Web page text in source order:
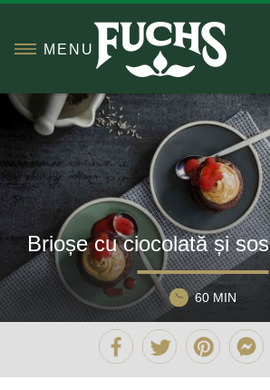
MENU
Brioșe cu ciocolată și
60 MIN